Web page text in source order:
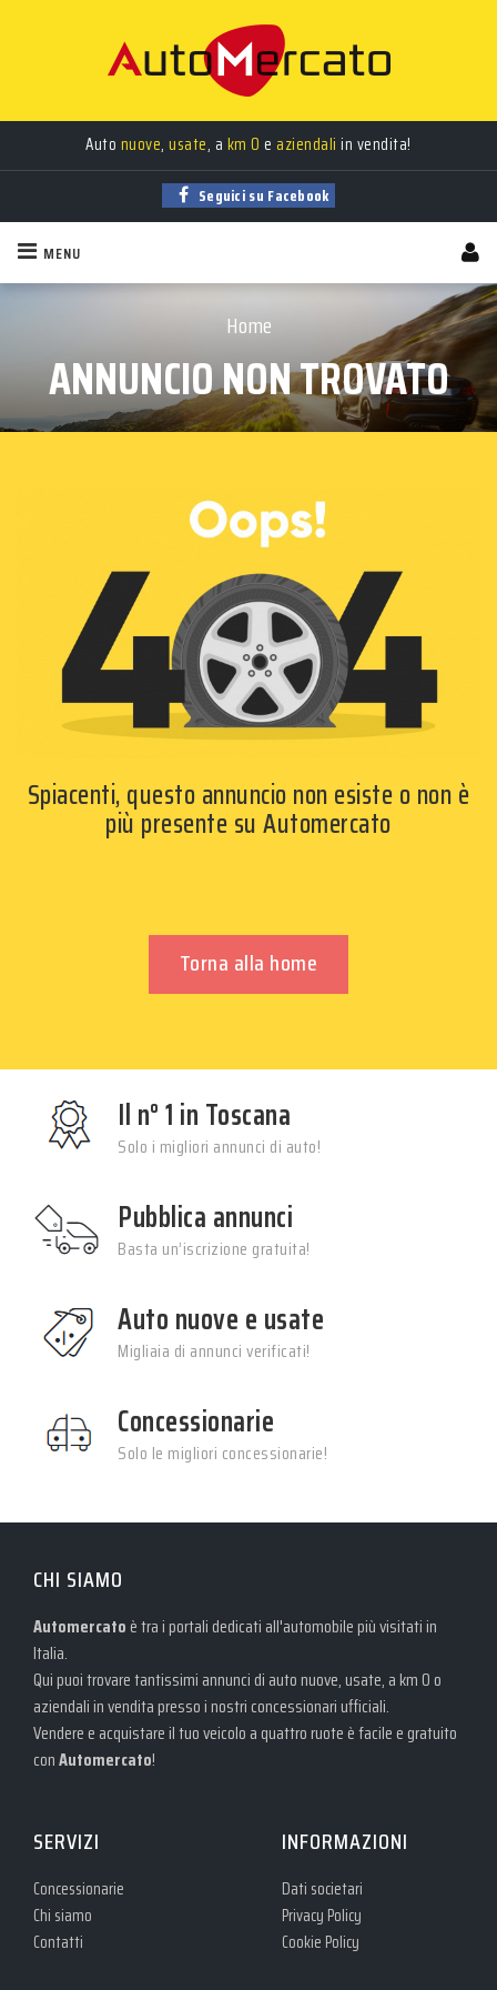
Auto nuove,usate, a km 0 e aziendali in vendita!
Seguici su Facebook
MENU
Home
ANNUNCIO NON TROVATO
Spiacenti, questo annuncio non esiste o non è
più presente su Automercato
Torna alla home
Il n° 1 in Toscana
Solo i migliori annunci di auto!
Pubblica annunci
Basta un’iscrizione gratuita!
Auto nuove e usate
Migliaia di annunci verificati!
Concessionarie
Solo le migliori concessionarie!
CHI SIAMO
Automercato è tra i portali dedicati all'automobile più visitati in
Italia.
Qui puoi trovare tantissimi annunci di auto nuove, usate, a km 0 o
aziendali in vendita presso i nostri concessionari ufficiali.
Vendere e acquistare il tuo veicolo a quattro ruote è facile e gratuito
conAutomercato!
SERVIZI
Concessionarie
Chi siamo
Contatti
INFORMAZIONI
Dati societari
Privacy Policy
Cookie Policy